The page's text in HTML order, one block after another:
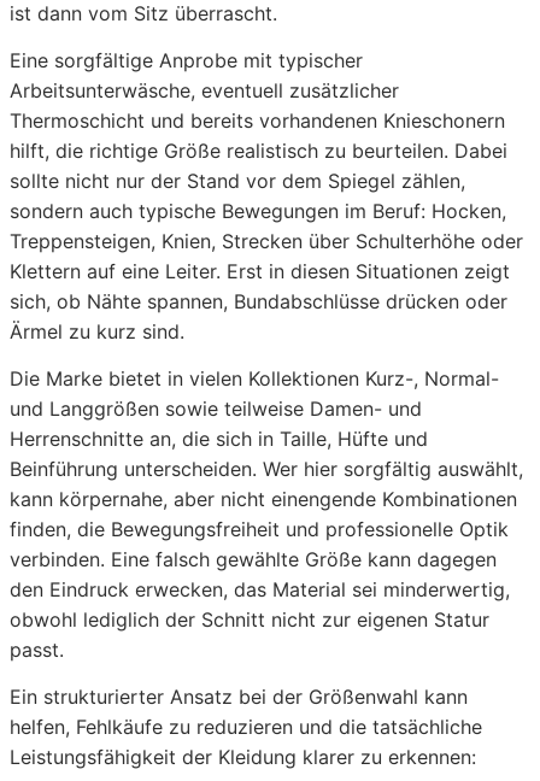
ist dann vom Sitz überrascht.
Eine sorgfältige Anprobe mit typischer
Arbeitsunterwäsche, eventuell zusätzlicher
Thermoschicht und bereits vorhandenen Knieschonern
hilft, die richtige Größe realistisch zu beurteilen. Dabei
sollte nicht nur der Stand vor dem Spiegel zählen,
sondern auch typische Bewegungen im Beruf: Hocken,
Treppensteigen, Knien, Strecken über Schulterhöhe oder
Klettern auf eine Leiter. Erst in diesen Situationen zeigt
sich, ob Nähte spannen, Bundabschlüsse drücken oder
Ärmel zu kurz sind.
Die Marke bietet in vielen Kollektionen Kurz-, Normal-
und Langgrößen sowie teilweise Damen- und
Herrenschnitte an, die sich in Taille, Hüfte und
Beinführung unterscheiden. Wer hier sorgfältig auswählt,
kann körpernahe, aber nicht einengende Kombinationen
finden, die Bewegungsfreiheit und professionelle Optik
verbinden. Eine falsch gewählte Größe kann dagegen
den Eindruck erwecken, das Material sei minderwertig,
obwohl lediglich der Schnitt nicht zur eigenen Statur
passt.
Ein strukturierter Ansatz bei der Größenwahl kann
helfen, Fehlkäufe zu reduzieren und die tatsächliche
Leistungsfähigkeit der Kleidung klarer zu erkennen: